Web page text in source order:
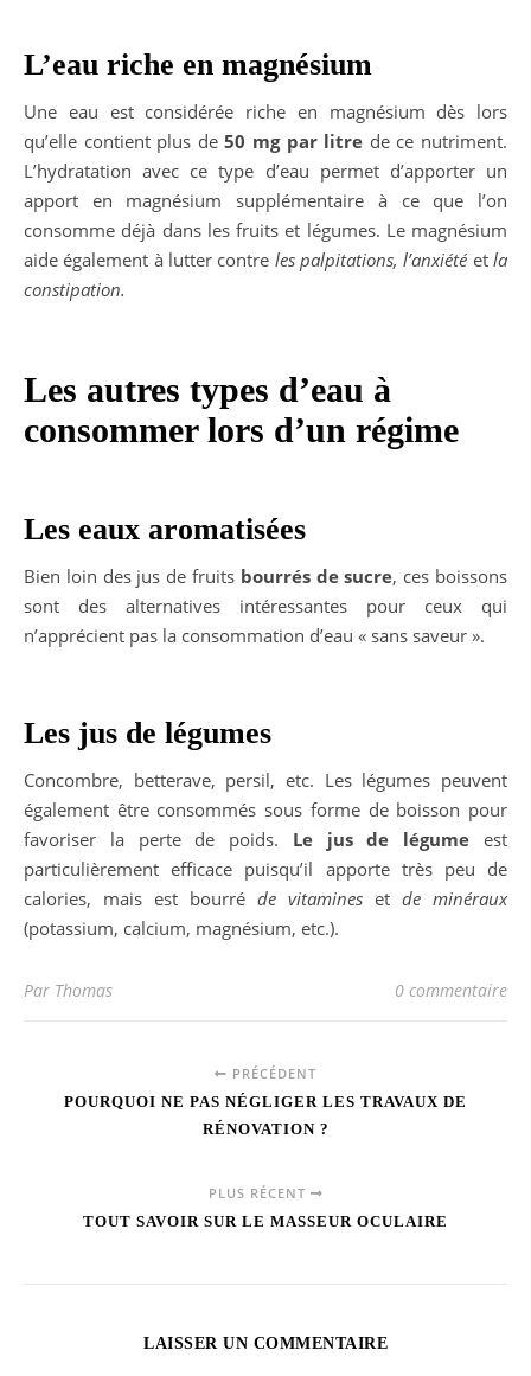
L’eau riche en magnésium
Une eau est considérée riche en magnésium dès lors
qu’elle contient plus de50 mg par litre de ce nutriment.
L’hydratation avec ce type d’eau permet d’apporter un
apport en magnésium supplémentaire à ce que l’on
consomme déjà dans les fruits et légumes. Le magnésium
aide également à lutter contre les palpitations, l’anxiété etla
constipation.
Les autres types d’eau à
consommer lors d’un régime
Les eaux aromatisées
Bien loin des jus de fruits bourrés de sucre, ces boissons
sont des alternatives intéressantes pour ceux qui
n’apprécient pas la consommation d’eau « sans saveur ».
Les jus de légumes
Concombre, betterave, persil, etc. Les légumes peuvent
également être consommés sous forme de boisson pour
favoriser la perte de poids. Le jus de légume est
particulièrement efficace puisqu’il apporte très peu de
calories, mais est bourré de vitamines et de minéraux
(potassium, calcium, magnésium, etc.).
Par Thomas 0 commentaire
PRÉCÉDENT
POURQUOI NE PAS NÉGLIGER LES TRAVAUX DE
RÉNOVATION ?
PLUS RÉCENT
TOUT SAVOIR SUR LE MASSEUR OCULAIRE
LAISSER UN COMMENTAIRE